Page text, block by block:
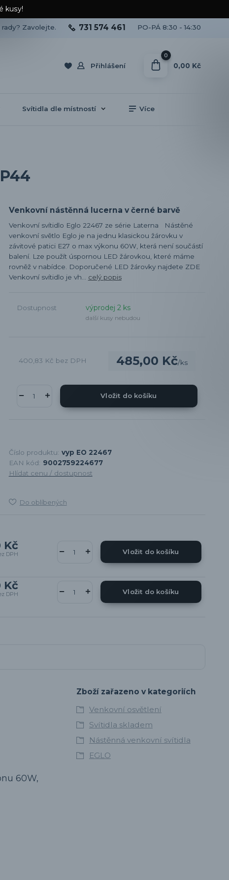
kusy!
Přihlášení
rady? Zavolejte. 731 574 461 PO-PÁ 8:30 - 14:30
0
0,00 Kč
Svítidla dle místností Více
Venkovní nástěnná lucerna v černé barvě
Venkovní svítidlo Eglo 22467 ze série Laterna Nástěné
venkovní světlo Eglo je na jednu klasickou žárovku v
závitové patici E27 o max výkonu 60W, která není součástí
balení. Lze použít úspornou LED žárovkou, které máme
rovněž v nabídce. Doporučené LED žárovky najdete ZDE
Venkovní svítidlo je vh... celý popis
Dostupnost výprodej 2 ks
další kusy nebudou
485,00 Kč/ks
400,83 Kč bez DPH
Vložit do košíku
Číslo produktu: vyp EO 22467
EAN kód: 9002759224677
Hlídat cenu / dostupnost
Do oblíbených
Kč
DPH Vložit do košíku
Kč
DPH Vložit do košíku
60W,
Zboží zařazeno v kategoriích
Venkovní osvětlení
Svítidla skladem
Nástěnná venkovní svítidla
EGLO